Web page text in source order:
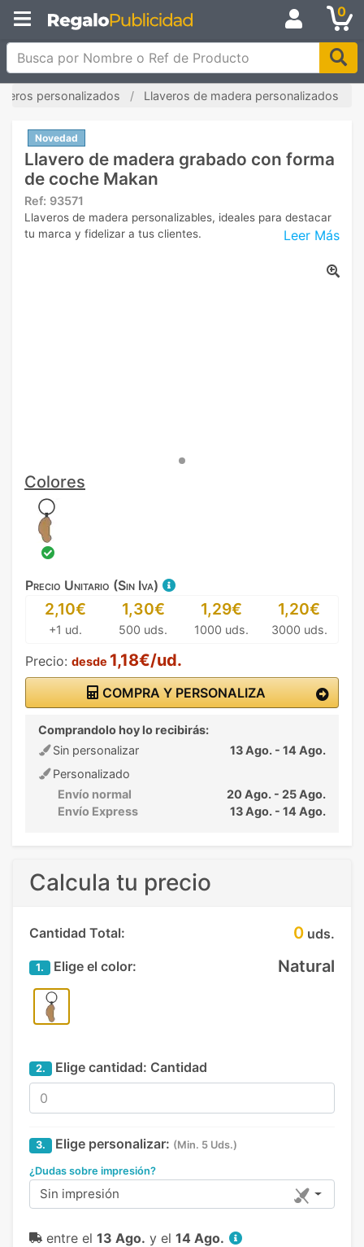
0
Busca por Nombre o Ref de Producto
personalizados Llaveros de madera personalizados
Novedad
Llavero de madera grabado con forma
de coche Makan
Ref: 93571
Leer Más
Llaveros de madera personalizables, ideales para destacar
tu marca y fidelizar a tus clientes.
Colores
Precio Unitario (Sin Iva)
2,10€
+1 ud.
1,30€
500 uds.
1,29€
1000 uds.
1,20€
3000 uds.
Precio: desde 1,18€/ud.
COMPRA Y PERSONALIZA
Comprandolo hoy lo recibirás:
Sin personalizar
13 Ago. - 14 Ago.
Personalizado
Envío normal
20 Ago. - 25 Ago.
Envío Express
13 Ago. - 14 Ago.
Calcula tu precio
Cantidad Total: 0 uds.
1. Elige el color: Natural
2. Elige cantidad: Cantidad
3. Elige personalizar: (Min. 5 Uds.)
¿Dudas sobre impresión?
Sin impresión
entre el 13 Ago. y el 14 Ago.